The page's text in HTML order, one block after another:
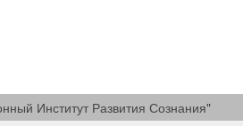
Институт Развития Сознания"